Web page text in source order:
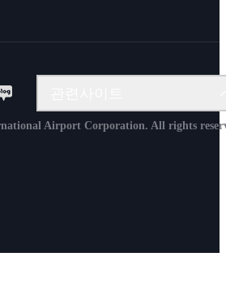
항공물류정보시스템
Airport Corporation. All rights